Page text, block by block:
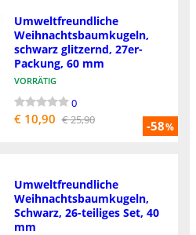
-58%
Umweltfreundliche
Weihnachtsbaumkugeln,
schwarz glitzernd, 27er-
Packung, 60 mm
VORRÄTIG
0
€ 10,90 € 25,90
Umweltfreundliche
Weihnachtsbaumkugeln,
Schwarz, 26-teiliges Set, 40
mm